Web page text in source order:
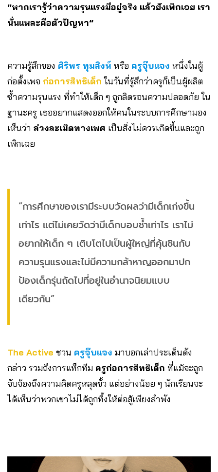
“หากเรารู้ว่าความรุนแรงมีอยู่จริง แล้วยังเพิกเฉย เรา
นั่นแหละคือตัวปัญหา”
ความรู้สึกของ ศิริพร ทุมสิงห์ หรือ ครูจุ๊บแจง หนึ่งในผู้
ก่อตั้งเพจ ก่อการสิทธิเด็ก ในวันที่รู้สึกว่าครูก็เป็นผู้ผลิต
ซ้ำความรุนแรง ที่ทำให้เด็ก ๆ ถูกลิดรอนความปลอดภัย ใน
ฐานะครู เธออยากแสดงออกให้คนในระบบการศึกษามอง
เห็นว่า ล่วงละเมิดทางเพศ เป็นสิ่งไม่ควรเกิดขึ้นและถูก
เพิกเฉย
“การศึกษาของเรามีระบบวัดผลว่ามีเด็กเก่งขึ้น
เท่าไร แต่ไม่เคยวัดว่ามีเด็กบอบช้ำเท่าไร เราไม่
อยากให้เด็ก ๆ เติบโตไปเป็นผู้ใหญ่ที่คุ้นชินกับ
ความรุนแรงและไม่มีความกล้าหาญออกมาปก
ป้องเด็กรุ่นถัดไปที่อยู่ในอำนาจนิยมแบบ
เดียวกัน”
The Active ชวน ครูจุ๊บแจง มาบอกเล่าประเด็นดัง
กล่าว รวมถึงการแท็กทีม ครูก่อการสิทธิเด็ก ที่แม้จะถูก
จับจ้องถึงความคิดครูหลุดขั้ว แต่อย่างน้อย ๆ นักเรียนจะ
ได้เห็นว่าพวกเขาไม่ได้ถูกทิ้งให้ต่อสู้เพียงลำพัง